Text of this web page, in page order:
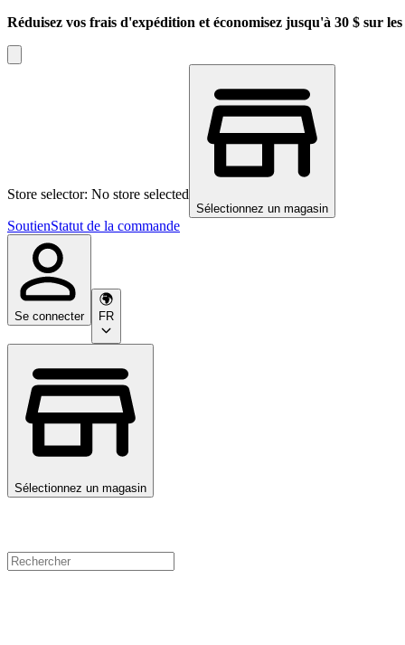
Réduisez vos frais d'expédition et économisez jusqu'à 30 $ sur
Store selector: No store selected
Sélectionnez un magasin
SoutienStatut de la commande
Se connecter FR
Sélectionnez un magasin